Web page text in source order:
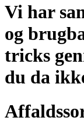
Vi har
og
tricks
du da